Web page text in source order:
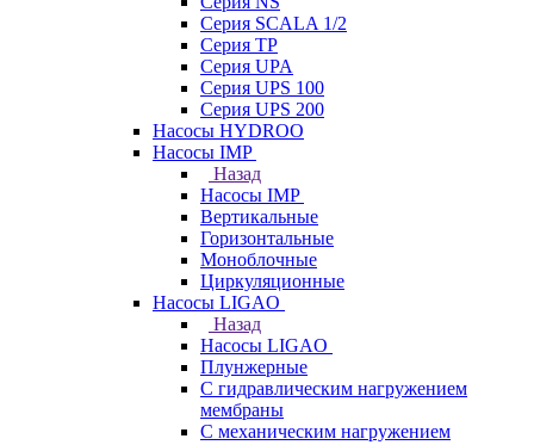
Серия SCALA 1/2
Серия TP
Серия UPA
Серия UPS 100
Серия UPS 200
Насосы HYDROO
Насосы IMP
Назад
Насосы IMP
Вертикальные
Горизонтальные
Моноблочные
Циркуляционные
Насосы LIGAO
Назад
Насосы LIGAO
Плунжерные
С гидравлическим нагружением
мембраны
С механическим нагружением